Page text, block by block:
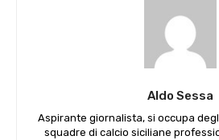
Aldo Sessa
Aspirante giornalista, si occupa
squadre di calcio siciliane